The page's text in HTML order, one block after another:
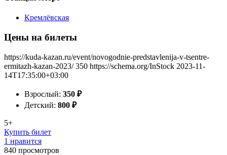
Кремлёвская
Цены на билеты
https://kuda-kazan.ru/event/novogodnie-predstavlenija-v-tsentre-
ermitazh-kazan-2023/ 350 https://schema.org/InStock 2023-11-
14T17:35:00+03:00
Взрослый: 350 ₽
Детский: 800 ₽
5+
Купить билет
1 нравится
840 просмотров